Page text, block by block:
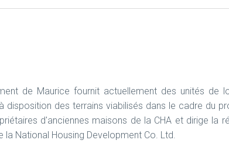
de Maurice fournit actuellement des unités de
disposition des terrains viabilisés dans le cadre du
d'anciennes maisons de la CHA et dirige la
la National Housing Development Co. Ltd.